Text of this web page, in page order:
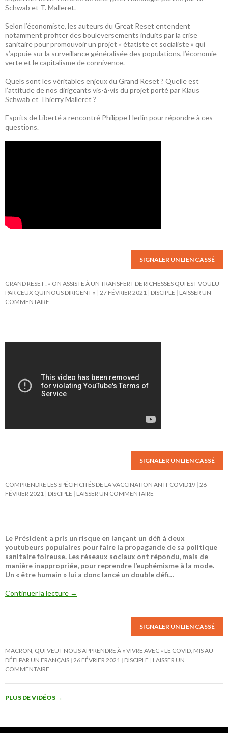
Schwab et T. Malleret.
Selon l’économiste, les auteurs du Great Reset entendent
notamment profiter des bouleversements induits par la crise
sanitaire pour promouvoir un projet « étatiste et socialiste » qui
s’appuie sur la surveillance généralisée des populations, l’économie
verte et le capitalisme de connivence.
Quels sont les véritables enjeux du Grand Reset ? Quelle est
l’attitude de nos dirigeants vis-à-vis du projet porté par Klaus
Schwab et Thierry Malleret ?
Esprits de Liberté a rencontré Philippe Herlin pour répondre à ces
questions.
SIGNALER UN LIEN CASSÉ
GRAND RESET : « ON ASSISTE À UN TRANSFERT DE RICHESSES QUI EST VOULU
PAR CEUX QUI NOUS DIRIGENT » 27 FÉVRIER 2021 DISCIPLE
LAISSER UN
COMMENTAIRE
SIGNALER UN LIEN CASSÉ
COMPRENDRE LES SPÉCIFICITÉS DE LA VACCINATION ANTI-COVID19 26
FÉVRIER 2021 DISCIPLE LAISSER UN COMMENTAIRE
Le Président a pris un risque en lançant un défi à deux
youtubeurs populaires pour faire la propagande de sa politique
sanitaire foireuse. Les réseaux sociaux ont répondu, mais de
manière inappropriée, pour reprendre l’euphémisme à la mode.
Un « être humain » lui a donc lancé un double défi…
Continuer la lecture →
SIGNALER UN LIEN CASSÉ
MACRON, QUI VEUT NOUS APPRENDRE À « VIVRE AVEC » LE COVID, MIS AU
DÉFI PAR UN FRANÇAIS 26 FÉVRIER 2021 DISCIPLE
LAISSER UN
COMMENTAIRE
PLUS DE VIDÉOS →